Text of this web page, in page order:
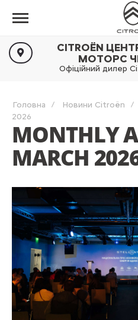
CITROËN
МОТОРС
Офіційний дилер
Головна Новини Citroën
2026
MONTHLY
MARCH